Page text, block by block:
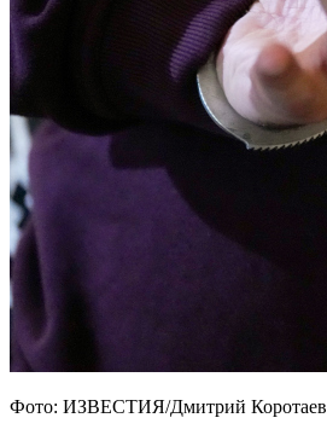
Фото: ИЗВЕСТИЯ/Дмитрий Коротаев